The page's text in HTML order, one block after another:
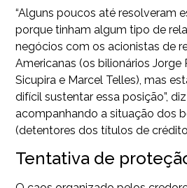
“Alguns poucos até resolveram
porque tinham algum tipo de
negócios com os acionistas de
Americanas (os bilionários Jorge
Sicupira e Marcel Telles), mas
difícil sustentar essa posição”,
acompanhando a situação dos
(detentores dos títulos de
Tentativa de